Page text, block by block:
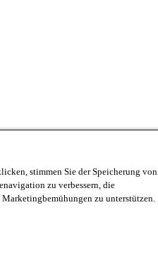
stimmen Sie der Speicherung von
zu verbessern, die
zu unterstützen.